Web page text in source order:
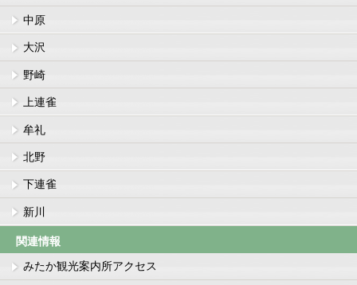
中原
大沢
野崎
上連雀
牟礼
北野
下連雀
新川
関連情報
みたか観光案内所アクセス